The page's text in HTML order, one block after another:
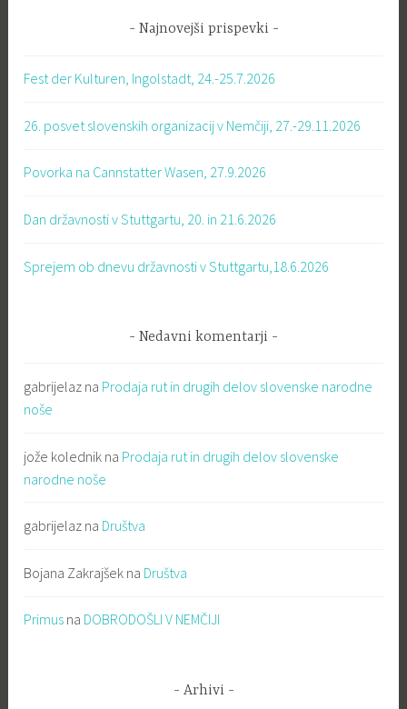
Najnovejši prispevki
Fest der Kulturen, Ingolstadt, 24.-25.7.2026
26. posvet slovenskih organizacij v Nemčiji, 27.-29.11.2026
Povorka na Cannstatter Wasen, 27.9.2026
Dan državnosti v Stuttgartu, 20. in 21.6.2026
Sprejem ob dnevu državnosti v Stuttgartu,18.6.2026
Nedavni komentarji
gabrijelaz na Prodaja rut in drugih delov slovenske narodne
noše
jože kolednik na Prodaja rut in drugih delov slovenske
narodne noše
gabrijelaz na Društva
Bojana Zakrajšek na Društva
Primus na DOBRODOŠLI V NEMČIJI
Arhivi